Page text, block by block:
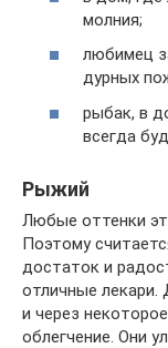
молния;
любимец
дурных
рыбак, в
всегда
Рыжий
Любые оттенки
Поэтому
достаток и
отличные лекари.
и через
облегчение. Они